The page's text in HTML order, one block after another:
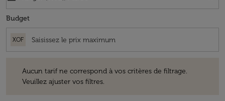
Budget
XOF
Aucun tarif ne correspond à vos critères de filtrage.
Veuillez ajuster vos filtres.